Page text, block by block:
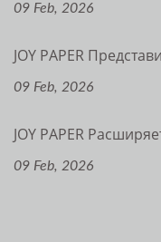
09 Feb, 2026
JOY PAPER
09 Feb, 2026
JOY PAPER
09 Feb, 2026